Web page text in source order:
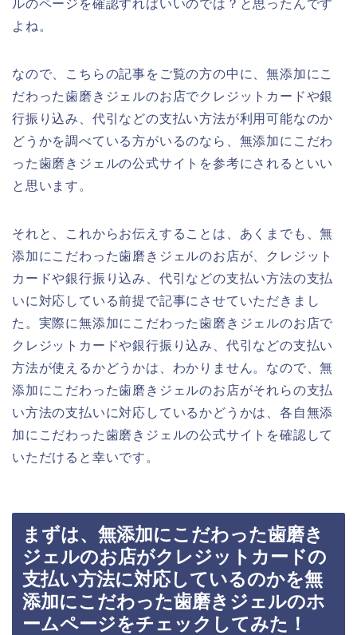
ルのページを確認すればいいのでは？と思ったんです
よね。
なので、こちらの記事をご覧の方の中に、無添加にこ
だわった歯磨きジェルのお店でクレジットカードや銀
行振り込み、代引などの支払い方法が利用可能なのか
どうかを調べている方がいるのなら、無添加にこだわ
った歯磨きジェルの公式サイトを参考にされるといい
と思います。
それと、これからお伝えすることは、あくまでも、無
添加にこだわった歯磨きジェルのお店が、クレジット
カードや銀行振り込み、代引などの支払い方法の支払
いに対応している前提で記事にさせていただきまし
た。実際に無添加にこだわった歯磨きジェルのお店で
クレジットカードや銀行振り込み、代引などの支払い
方法が使えるかどうかは、わかりません。なので、無
添加にこだわった歯磨きジェルのお店がそれらの支払
い方法の支払いに対応しているかどうかは、各自無添
加にこだわった歯磨きジェルの公式サイトを確認して
いただけると幸いです。
まずは、無添加にこだわった歯磨き
ジェルのお店がクレジットカードの
支払い方法に対応しているのかを無
添加にこだわった歯磨きジェルのホ
ームページをチェックしてみた！